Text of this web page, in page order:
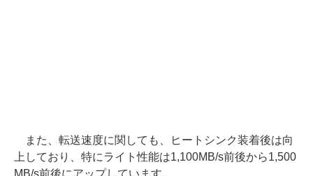
また、転送速度に関しても、ヒートシンク装着後は向
上しており、特にライト性能は1,100MB/s前後から1,500
MB/s前後にアップしています。